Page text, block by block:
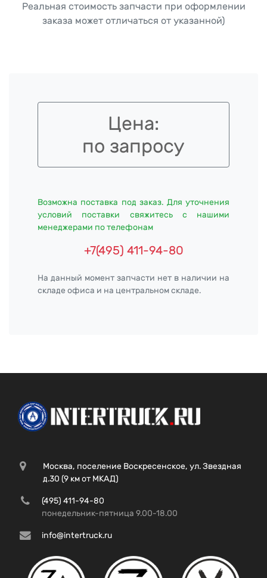
Реальная стоимость запчасти при оформлении
заказа может отличаться от указанной)
Цена:
по запросу
Возможна поставка под заказ. Для уточнения
условий поставки свяжитесь с нашими
менеджерами по телефонам
+7(495) 411-94-80
На данный момент запчасти нет в наличии на
складе офиса и на центральном складе.
Москва, поселение Воскресенское, ул. Звездная
д.30 (9 км от МКАД)
(495) 411-94-80
понедельник-пятница 9.00-18.00
info@intertruck.ru